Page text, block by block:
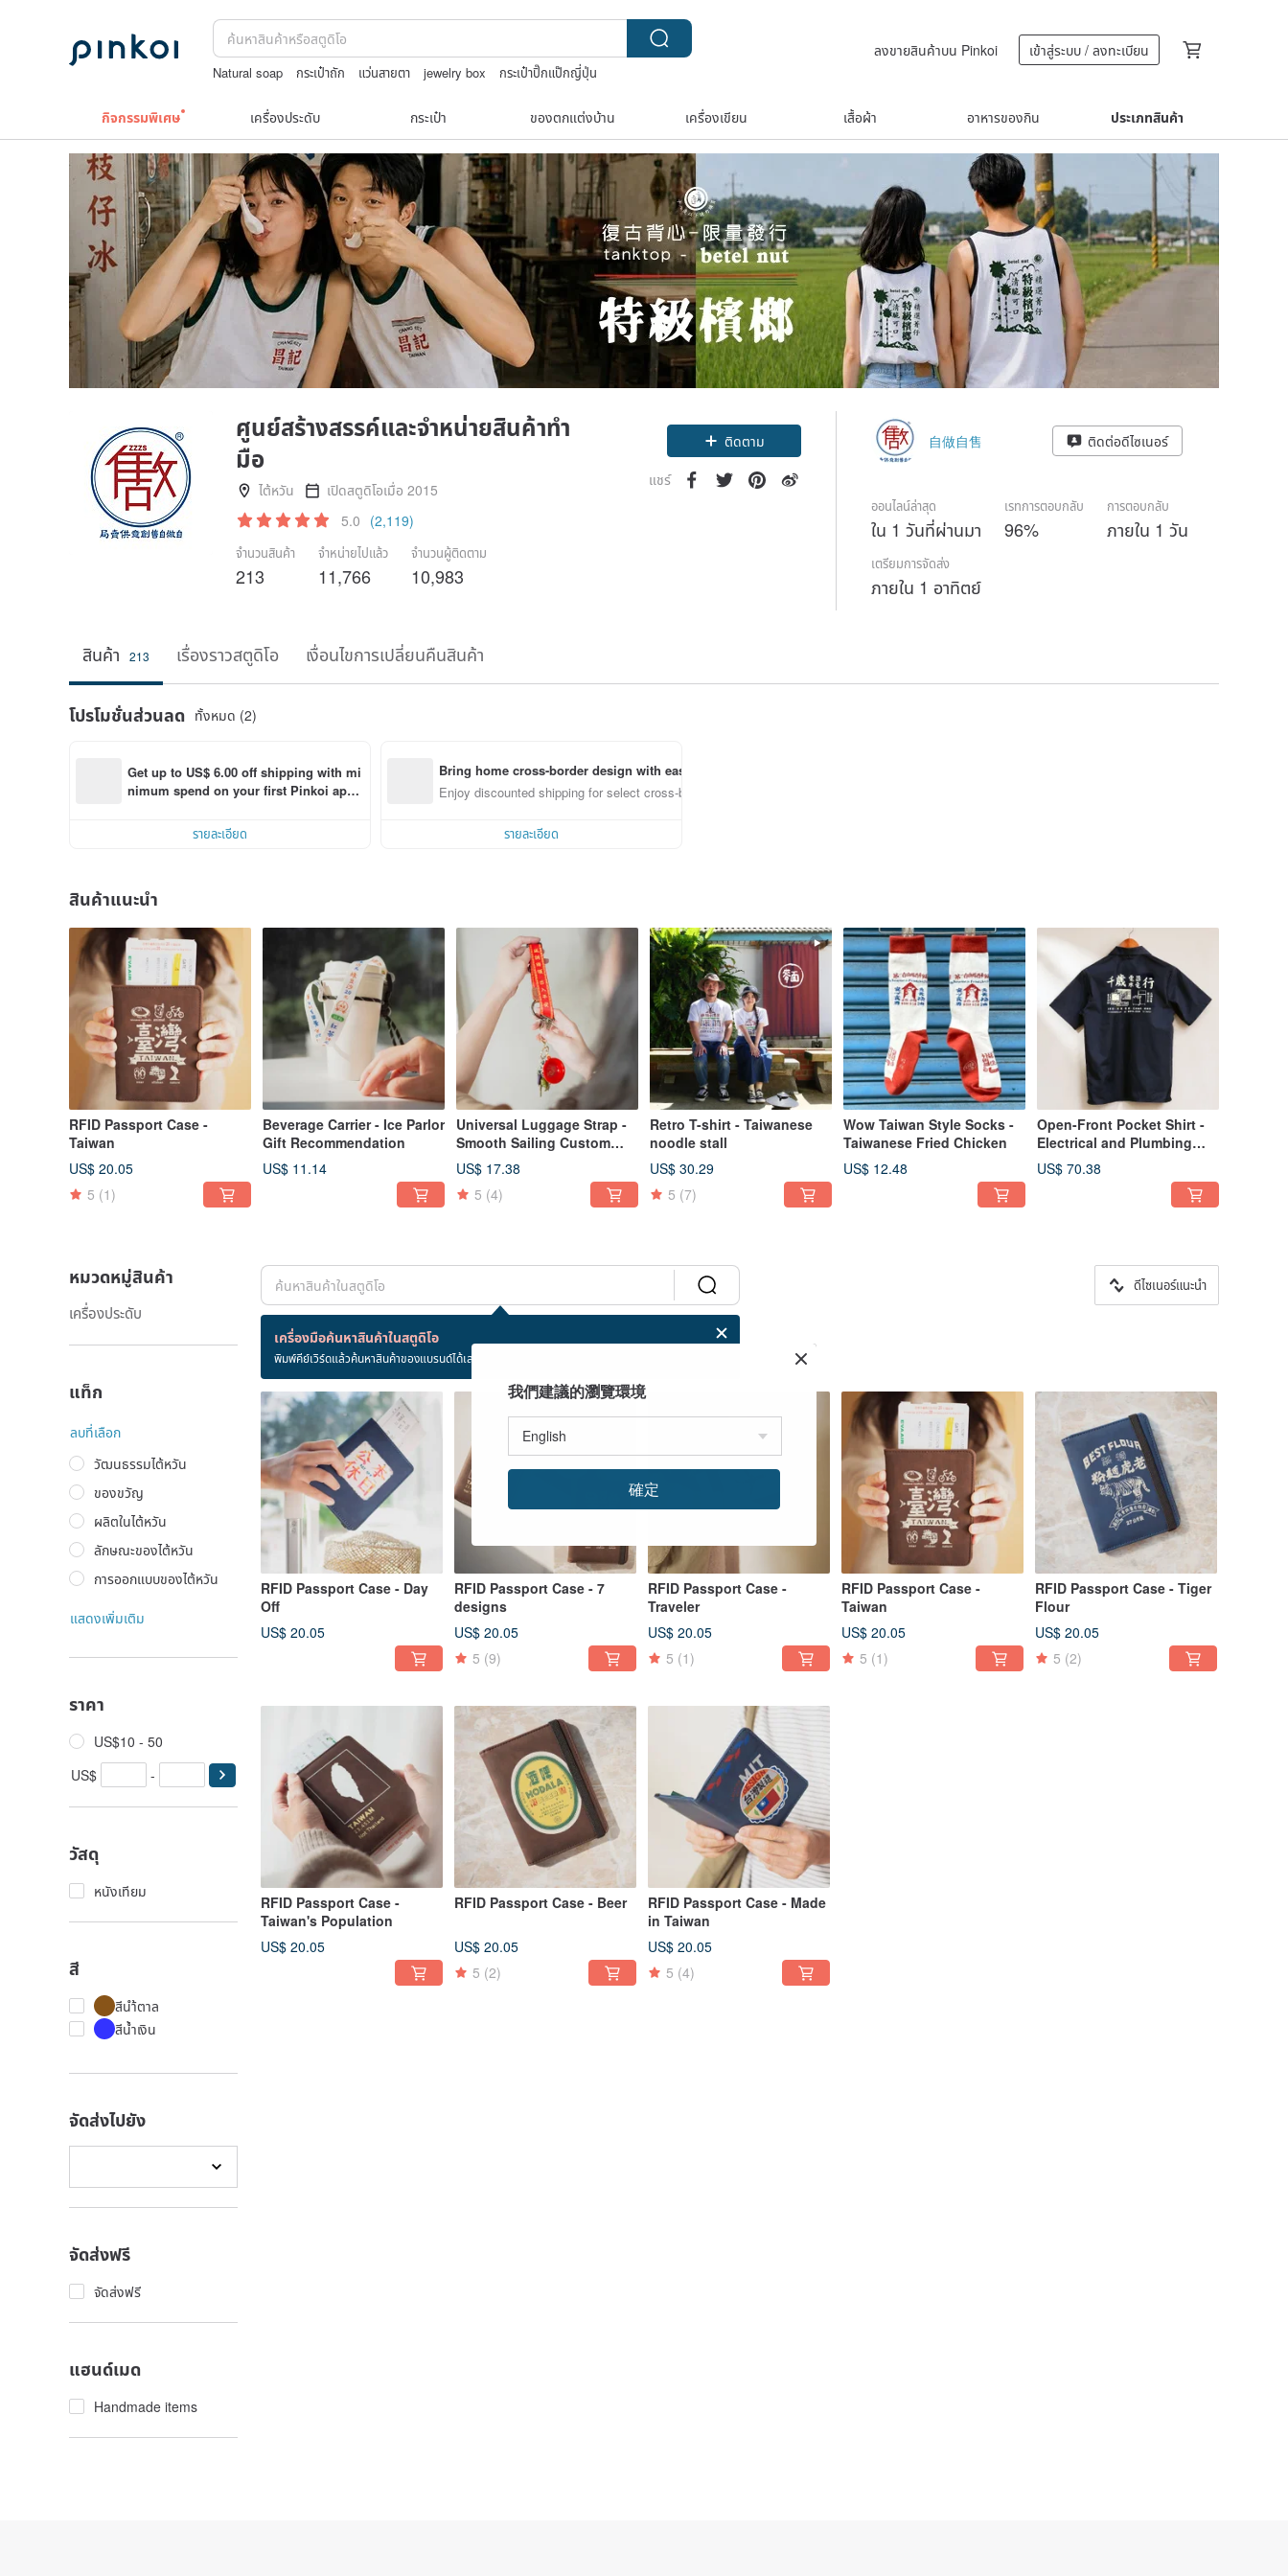
Natural soap กระเป๋าถัก แว่นสายตา jewelry box
กระเป๋าปิ๊กแป๊กญี่ปุ่น
ลงขายสินค้าบน Pinkoi เข้าสู่ระบบ / ลงทะเบียน
กิจกรรมพิเศษ เครื่องประดับ กระเป๋า ของตกแต่งบ้าน เครื่องเขียน เสื้อผ้า อาหารของกิน ประเภทสินค้า
ศูนย์สร้างสรรค์และจำหน่ายสินค้าทำ
มือ
ไต้หวัน
เปิดสตูดิโอเมื่อ 2015
5.0 (2,119)
จำนวนสินค้า
213
จำหน่ายไปแล้ว
11,766
จำนวนผู้ติดตาม
10,983
ติดตาม
แชร์
自做自售 ติดต่อดีไซเนอร์
ออนไลน์ล่าสุด
ใน 1 วันที่ผ่านมา
เรทการตอบกลับ
96%
การตอบกลับ
ภายใน 1 วัน
เตรียมการจัดส่ง
ภายใน 1 อาทิตย์
สินค้า 213 เรื่องราวสตูดิโอ เงื่อนไขการเปลี่ยนคืนสินค้า
โปรโมชั่นส่วนลด ทั้งหมด (2)
Get up to US$ 6.00 off shipping with mi
nimum spend on your first Pinkoi app
รายละเอียด
Bring home cross-border design with ease
Enjoy discounted shipping for select cross-border items
รายละเอียด
สินค้าแนะนำ
RFID Passport Case -
Taiwan
US$ 20.05
5 (1)
Beverage Carrier - Ice Parlor
Gift Recommendation
US$ 11.14
Universal Luggage Strap -
Smooth Sailing Custom
Travel Gift
US$ 17.38
5 (4)
Retro T-shirt - Taiwanese
noodle stall
US$ 30.29
5 (7)
Wow Taiwan Style Socks -
Taiwanese Fried Chicken
US$ 12.48
Open-Front Pocket Shirt -
Electrical and Plumbing
Store (Navy Blue)
US$ 70.38
หมวดหมู่สินค้า
เครื่องประดับ
แท็ก
ลบที่เลือก
วัฒนธรรมไต้หวัน
ของขวัญ
ผลิตในไต้หวัน
ลักษณะของไต้หวัน
การออกแบบของไต้หวัน
แสดงเพิ่มเติม
ราคา
US$10 - 50
US$
-
วัสดุ
หนังเทียม
สี
สีนำ้ตาล
สีน้ำเงิน
จัดส่งไปยัง
จัดส่งฟรี
จัดส่งฟรี
แฮนด์เมด
Handmade items
เครื่องมือค้นหาสินค้าในสตูดิโอ
พิมพ์คีย์เวิร์ดแล้วค้นหาสินค้าของแบรนด์ได้เลย!
ดีไซเนอร์แนะนำ
สินค้า 8 ชิ้น
ผู้ถือหนังสือเดินทาง
RFID Passport Case - Day
Off
US$ 20.05
RFID Passport Case - 7
designs
US$ 20.05
5 (9)
RFID Passport Case -
Traveler
US$ 20.05
5 (1)
RFID Passport Case -
Taiwan
US$ 20.05
5 (1)
RFID Passport Case - Tiger
Flour
US$ 20.05
5 (2)
RFID Passport Case -
Taiwan's Population
US$ 20.05
RFID Passport Case - Beer
US$ 20.05
5 (2)
RFID Passport Case - Made
in Taiwan
US$ 20.05
5 (4)
我們建議的瀏覽環境
確定